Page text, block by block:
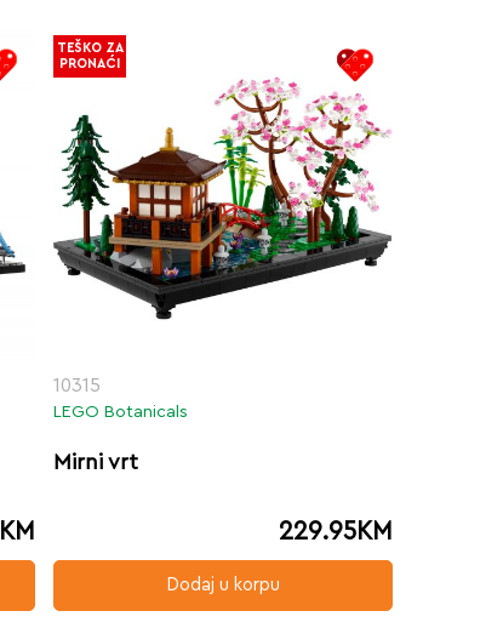
KM
10315
LEGO Botanicals
Mirni vrt
229.95KM
Dodaj u korpu
TEŠKO ZA
PRONAĆI